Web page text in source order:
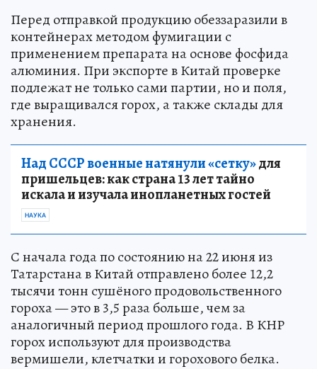
Перед отправкой продукцию обеззаразили в
контейнерах методом фумигации с
применением препарата на основе фосфида
алюминия. При экспорте в Китай проверке
подлежат не только сами партии, но и поля,
где выращивался горох, а также склады для
хранения.
Над СССР военные натянули «сетку»для
пришельцев: как страна 13 лет тайно
искала и изучала инопланетных гостей
НАУКА
С начала года по состоянию на 22 июня из
Татарстана в Китай отправлено более 12,2
тысячи тонн сушёного продовольственного
гороха — это в 3,5 раза больше, чем за
аналогичный период прошлого года. В КНР
горох используют для производства
вермишели, клетчатки и горохового белка.